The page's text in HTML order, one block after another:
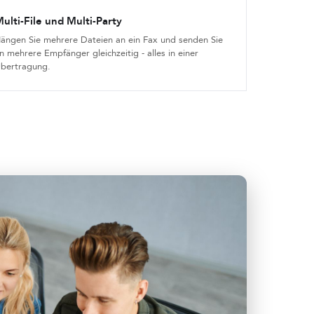
File und Multi-Party
Sie mehrere Dateien an ein Fax und senden Sie
mehrere Empfänger gleichzeitig - alles in einer